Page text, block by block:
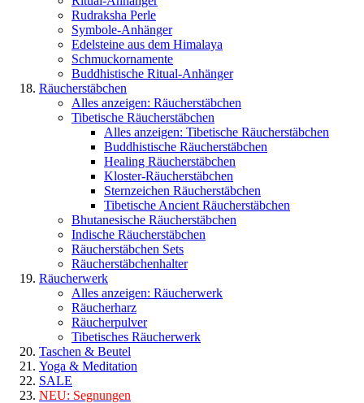
Rudraksha Perle
Symbole-Anhänger
Edelsteine aus dem Himalaya
Schmuckornamente
Buddhistische Ritual-Anhänger
Räucherstäbchen
Alles anzeigen: Räucherstäbchen
Tibetische Räucherstäbchen
Alles anzeigen: Tibetische Räucherstäbchen
Buddhistische Räucherstäbchen
Healing Räucherstäbchen
Kloster-Räucherstäbchen
Sternzeichen Räucherstäbchen
Tibetische Ancient Räucherstäbchen
Bhutanesische Räucherstäbchen
Indische Räucherstäbchen
Räucherstäbchen Sets
Räucherstäbchenhalter
Räucherwerk
Alles anzeigen: Räucherwerk
Räucherharz
Räucherpulver
Tibetisches Räucherwerk
Taschen & Beutel
Yoga & Meditation
SALE
NEU: Segnungen